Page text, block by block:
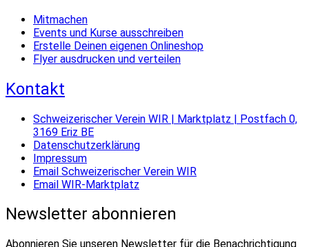
Mitmachen
Events und Kurse ausschreiben
Erstelle Deinen eigenen Onlineshop
Flyer ausdrucken und verteilen
Kontakt
Schweizerischer Verein WIR | Marktplatz | Postfach 0,
3169 Eriz BE
Datenschutzerklärung
Impressum
Email Schweizerischer Verein WIR
Email WIR-Marktplatz
Newsletter abonnieren
Abonnieren Sie unseren Newsletter für die Benachrichtigung